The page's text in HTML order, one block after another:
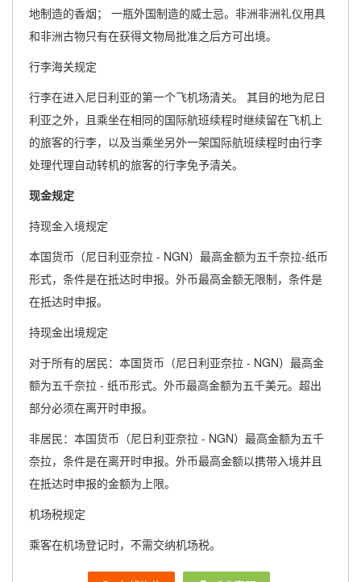
地制造的香烟； 一瓶外国制造的威士忌。非洲非洲礼仪用具
和非洲古物只有在获得文物局批准之后方可出境。
行李海关规定
行李在进入尼日利亚的第一个飞机场清关。 其目的地为尼日
利亚之外，且乘坐在相同的国际航班续程时继续留在飞机上
的旅客的行李，以及当乘坐另外一架国际航班续程时由行李
处理代理自动转机的旅客的行李免予清关。
现金规定
持现金入境规定
本国货币（尼日利亚奈拉 - NGN）最高金额为五千奈拉-纸币
形式，条件是在抵达时申报。外币最高金额无限制，条件是
在抵达时申报。
持现金出境规定
对于所有的居民：本国货币（尼日利亚奈拉 - NGN）最高金
额为五千奈拉 - 纸币形式。外币最高金额为五千美元。超出
部分必须在离开时申报。
非居民：本国货币（尼日利亚奈拉 - NGN）最高金额为五千
奈拉，条件是在离开时申报。外币最高金额以携带入境并且
在抵达时申报的金额为上限。
机场税规定
乘客在机场登记时，不需交纳机场税。